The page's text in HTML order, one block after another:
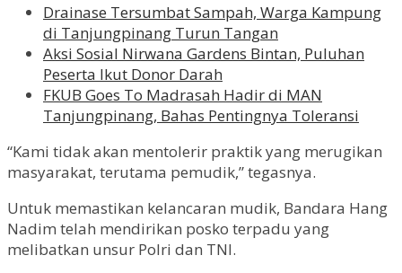
Drainase Tersumbat Sampah, Warga Kampung
di Tanjungpinang Turun Tangan
Aksi Sosial Nirwana Gardens Bintan, Puluhan
Peserta Ikut Donor Darah
FKUB Goes To Madrasah Hadir di MAN
Tanjungpinang, Bahas Pentingnya Toleransi
“Kami tidak akan mentolerir praktik yang merugikan
masyarakat, terutama pemudik,” tegasnya.
Untuk memastikan kelancaran mudik, Bandara Hang
Nadim telah mendirikan posko terpadu yang
melibatkan unsur Polri dan TNI.